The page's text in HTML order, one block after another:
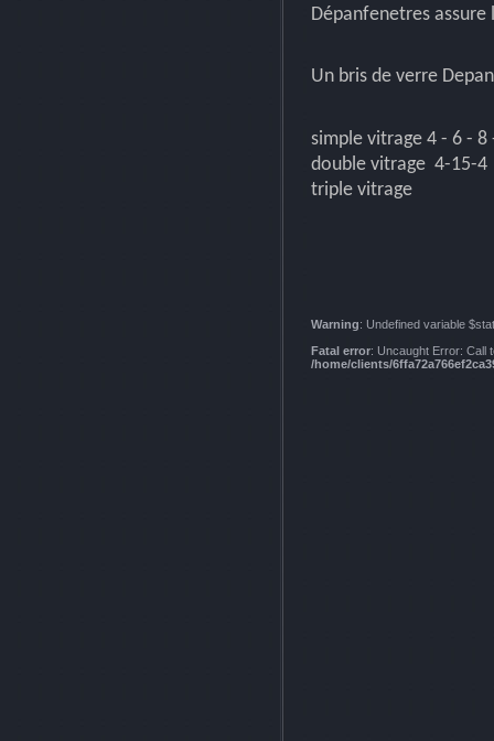
Dépanfenetres
Un bris de verre
simple vitrage 4 - 6 - 8
double vitrage 4-15-4
triple vitrage
Warning: Undefined variable
Fatal error: Uncaught Error: Call
/home/clients/